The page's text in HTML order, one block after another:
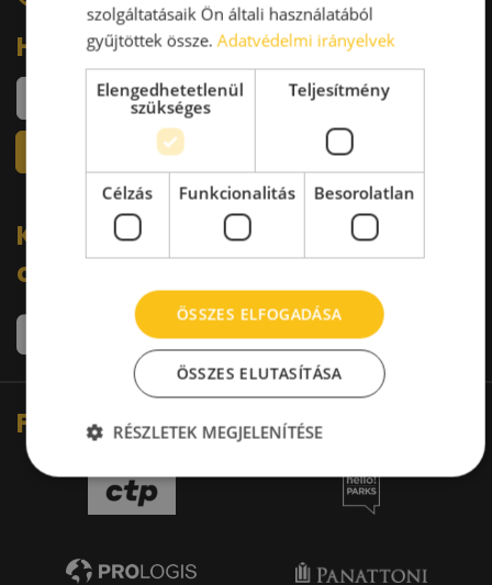
Hírlevél
Kövess minket a közösségi
oldalakon:
Fő partnereink
szolgáltatásaik Ön általi használatából
gyűjtöttek össze.Adatvédelmi irányelvek
Elengedhetetlenül
szükséges
Teljesítmény
Célzás Funkcionalitás Besorolatlan
ÖSSZES ELFOGADÁSA
ÖSSZES ELUTASÍTÁSA
RÉSZLETEK MEGJELENÍTÉSE